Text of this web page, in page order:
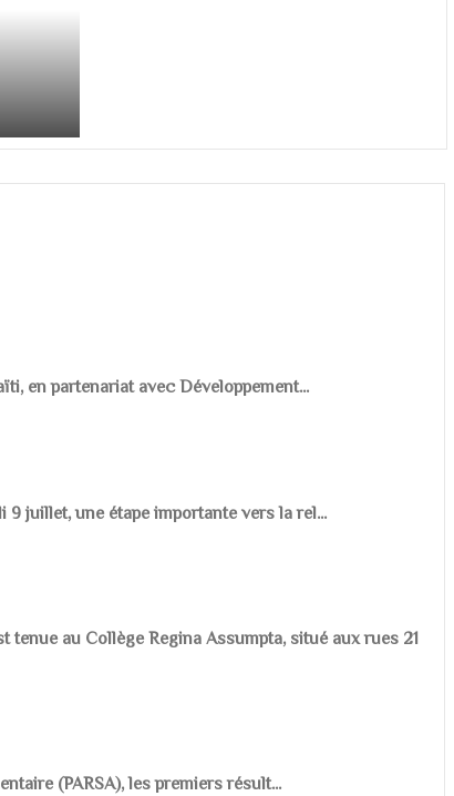
en partenariat avec Développement...
9 juillet, une étape importante vers la rel...
au Collège Regina Assumpta, situé aux rues 21
(PARSA), les premiers résult...